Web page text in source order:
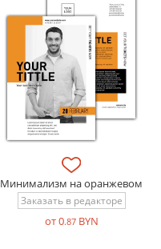
Минимализм на оранжевом
Заказать в редакторе
от 0.87BYN